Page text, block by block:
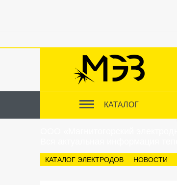
КАТАЛОГ
КАТАЛОГ ЭЛЕКТРОДОВ НОВОСТИ